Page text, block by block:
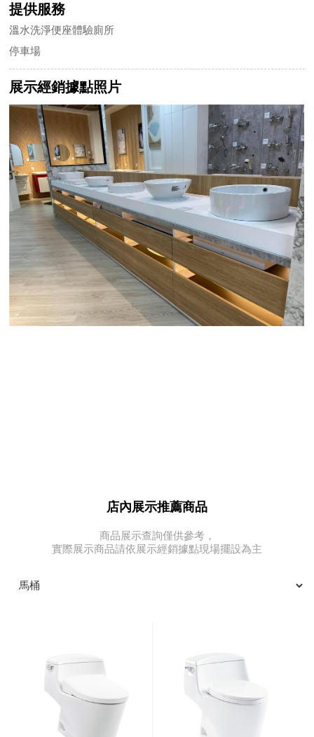
提供服務
溫水洗淨便座體驗廁所
停車場
展示經銷據點照片
店內展示推薦商品
商品展示查詢僅供參考，
實際展示商品請依展示經銷據點現場擺設為主